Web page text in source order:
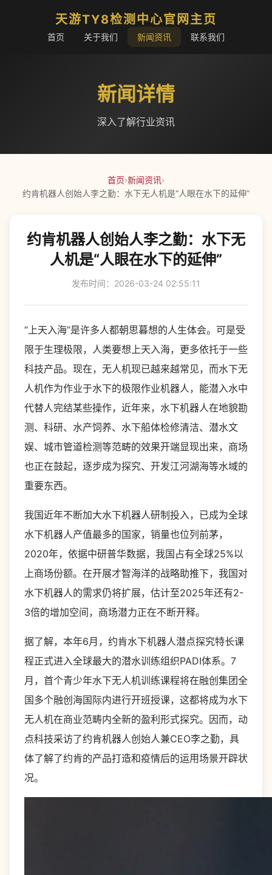
天游TY8检测中心官网主页
首页 关于我们 新闻资讯 联系我们
新闻详情
深入了解行业资讯
首页›新闻资讯›
约肯机器人创始人李之勤：水下无人机是“人眼在水下的延伸”
约肯机器人创始人李之勤：水下无
人机是“人眼在水下的延伸”
发布时间：2026-03-24 02:55:11
“上天入海”是许多人都朝思暮想的人生体会。可是受
限于生理极限，人类要想上天入海，更多依托于一些
科技产品。现在，无人机现已越来越常见，而水下无
人机作为作业于水下的极限作业机器人，能潜入水中
代替人完结某些操作，近年来，水下机器人在地貌勘
测、科研、水产饲养、水下船体检修清洁、潜水文
娱、城市管道检测等范畴的效果开端显现出来，商场
也正在鼓起，逐步成为探究、开发江河湖海等水域的
重要东西。
我国近年不断加大水下机器人研制投入，已成为全球
水下机器人产值最多的国家，销量也位列前茅，
2020年，依据中研普华数据，我国占有全球25%以
上商场份额。在开展才智海洋的战略助推下，我国对
水下机器人的需求仍将扩展，估计至2025年还有2-
3倍的增加空间，商场潜力正在不断开释。
据了解，本年6月，约肯水下机器人潜点探究特长课
程正式进入全球最大的潜水训练组织PADI体系。7
月，首个青少年水下无人机训练课程将在融创集团全
国多个融创海国际内进行开班授课，这都将成为水下
无人机在商业范畴内全新的盈利形式探究。因而，动
点科技采访了约肯机器人创始人兼CEO李之勤，具
体了解了约肯的产品打造和疫情后的运用场景开辟状
况。